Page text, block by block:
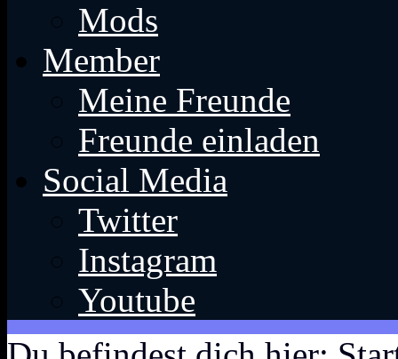
Mods
Member
Meine Freunde
Freunde einladen
Social Media
Twitter
Instagram
Youtube